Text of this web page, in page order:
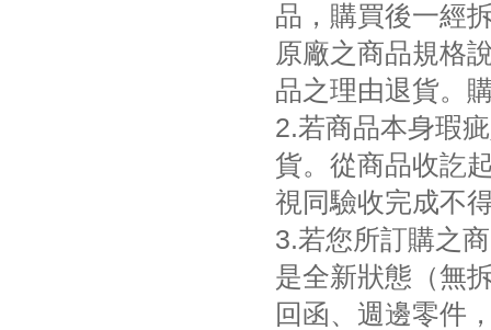
品，購買後一經
原廠之商品規格
品之理由退貨。
2.若商品本身瑕
貨。從商品收訖
視同驗收完成不
3.若您所訂購之
是全新狀態（無
回函、週邊零件